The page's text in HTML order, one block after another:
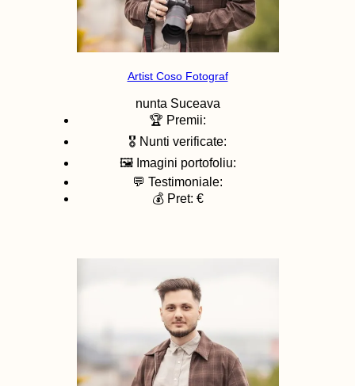
Artist Coso Fotograf
nunta Suceava
🏆 Premii:
🎖️ Nunti verificate:
🖼️ Imagini portofoliu:
💬 Testimoniale:
💰 Pret: €